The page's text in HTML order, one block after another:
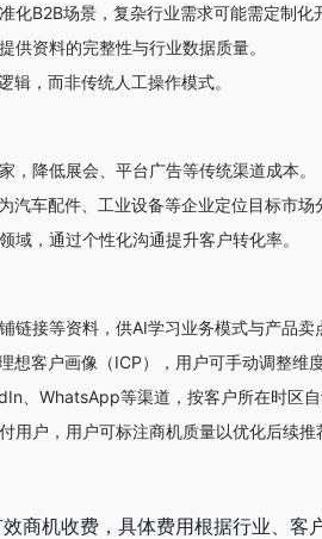
化B2B场景，复杂行业需求可能需定制化
供资料的完整性与行业数据质量。
辑，而非传统人工操作模式。
，降低展会、平台广告等传统渠道成本。
汽车配件、工业设备等企业定位目标市场
域，通过个性化沟通提升客户转化率。
链接等资料，供AI学习业务模式与产品卖
想客户画像（ICP），用户可手动调整维
、WhatsApp等渠道，按客户所在时区自
用户，用户可标注商机质量以优化后续推
商机收费，具体费用根据行业、